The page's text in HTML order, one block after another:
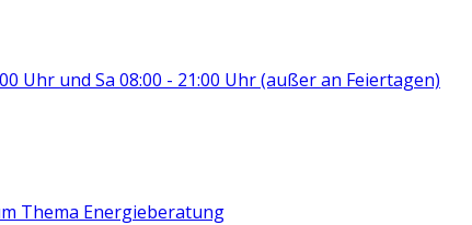
Uhr und Sa 08:00 - 21:00 Uhr (außer an Feiertagen)
Thema Energieberatung